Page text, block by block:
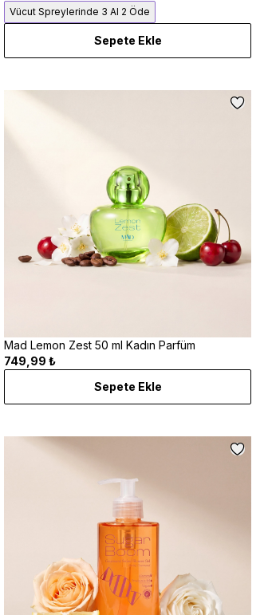
Vücut Spreylerinde 3 Al 2 Öde
Sepete Ekle
Mad Lemon Zest 50 ml Kadın Parfüm
749,99 ₺
Sepete Ekle